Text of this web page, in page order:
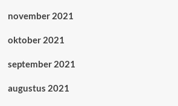
november 2021
oktober 2021
september 2021
augustus 2021